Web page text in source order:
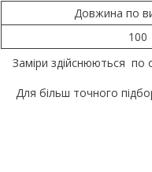
Довжина по
100
Заміри здійснюються по
Для більш точного